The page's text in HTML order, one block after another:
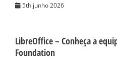
5th junho 2026
LibreOffice – Conheça a
Foundation